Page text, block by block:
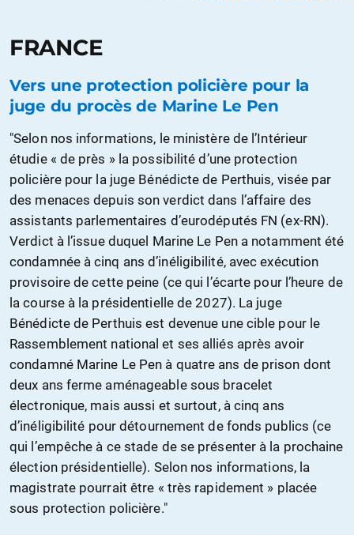
FRANCE
Vers une protection policière pour la
juge du procès de Marine Le Pen
"Selon nos informations, le ministère de l’Intérieur
étudie « de près » la possibilité d’une protection
policière pour la juge Bénédicte de Perthuis, visée par
des menaces depuis son verdict dans l’affaire des
assistants parlementaires d’eurodéputés FN (ex-RN).
Verdict à l’issue duquel Marine Le Pen a notamment été
condamnée à cinq ans d’inéligibilité, avec exécution
provisoire de cette peine (ce qui l’écarte pour l’heure de
la course à la présidentielle de 2027). La juge
Bénédicte de Perthuis est devenue une cible pour le
Rassemblement national et ses alliés après avoir
condamné Marine Le Pen à quatre ans de prison dont
deux ans ferme aménageable sous bracelet
électronique, mais aussi et surtout, à cinq ans
d’inéligibilité pour détournement de fonds publics (ce
qui l’empêche à ce stade de se présenter à la prochaine
élection présidentielle). Selon nos informations, la
magistrate pourrait être « très rapidement » placée
sous protection policière."